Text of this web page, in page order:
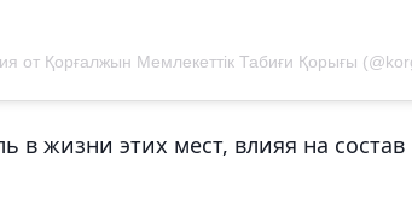
от Қорғалжын Мемлекеттік Табиғи Қорығы
в жизни этих мест, влияя на